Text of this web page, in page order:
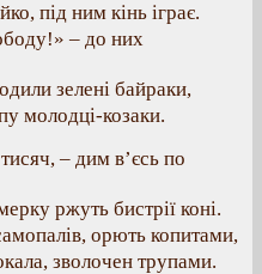
під ним кінь іграє.
– до них
зелені байраки,
молодці-козаки.
– дим в’єсь по
ржуть бистрії коні.
орють копитами,
зволочен трупами.